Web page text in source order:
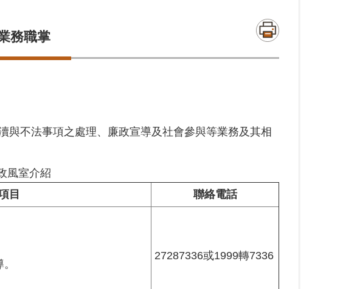
務職掌
與不法事項之處理、廉政宣導及社會參與等業務及其相
目 聯絡電話
風室介紹
27287336或1999轉7336